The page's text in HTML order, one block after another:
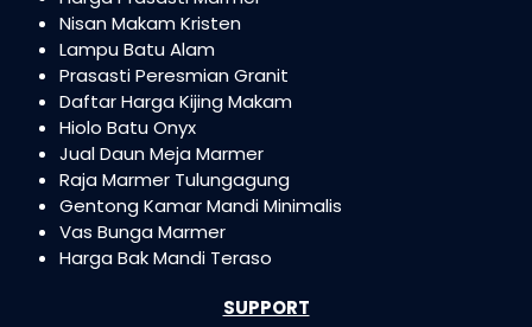
Nisan Makam Kristen
Lampu Batu Alam
Prasasti Peresmian Granit
Daftar Harga Kijing Makam
Hiolo Batu Onyx
Jual Daun Meja Marmer
Raja Marmer Tulungagung
Gentong Kamar Mandi Minimalis
Vas Bunga Marmer
Harga Bak Mandi Teraso
SUPPORT